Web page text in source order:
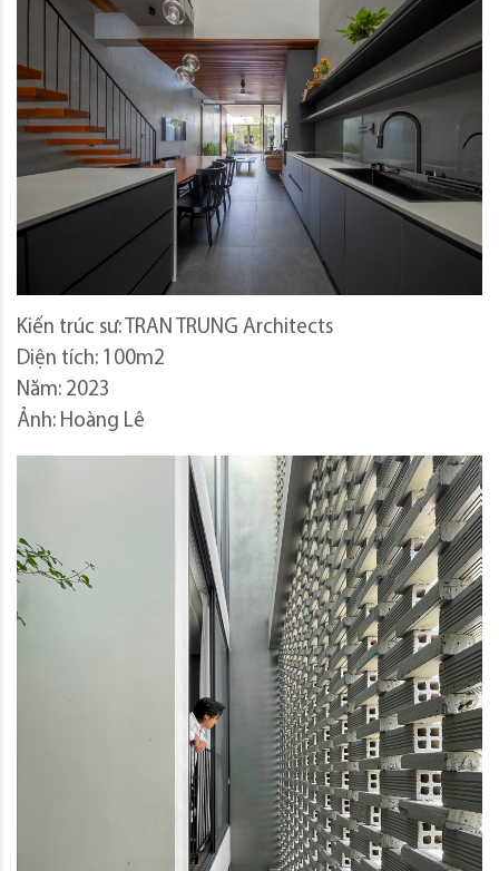
Kiến trúc sư: TRAN TRUNG Architects
Diện tích: 100m2
Năm: 2023
Ảnh: Hoàng Lê